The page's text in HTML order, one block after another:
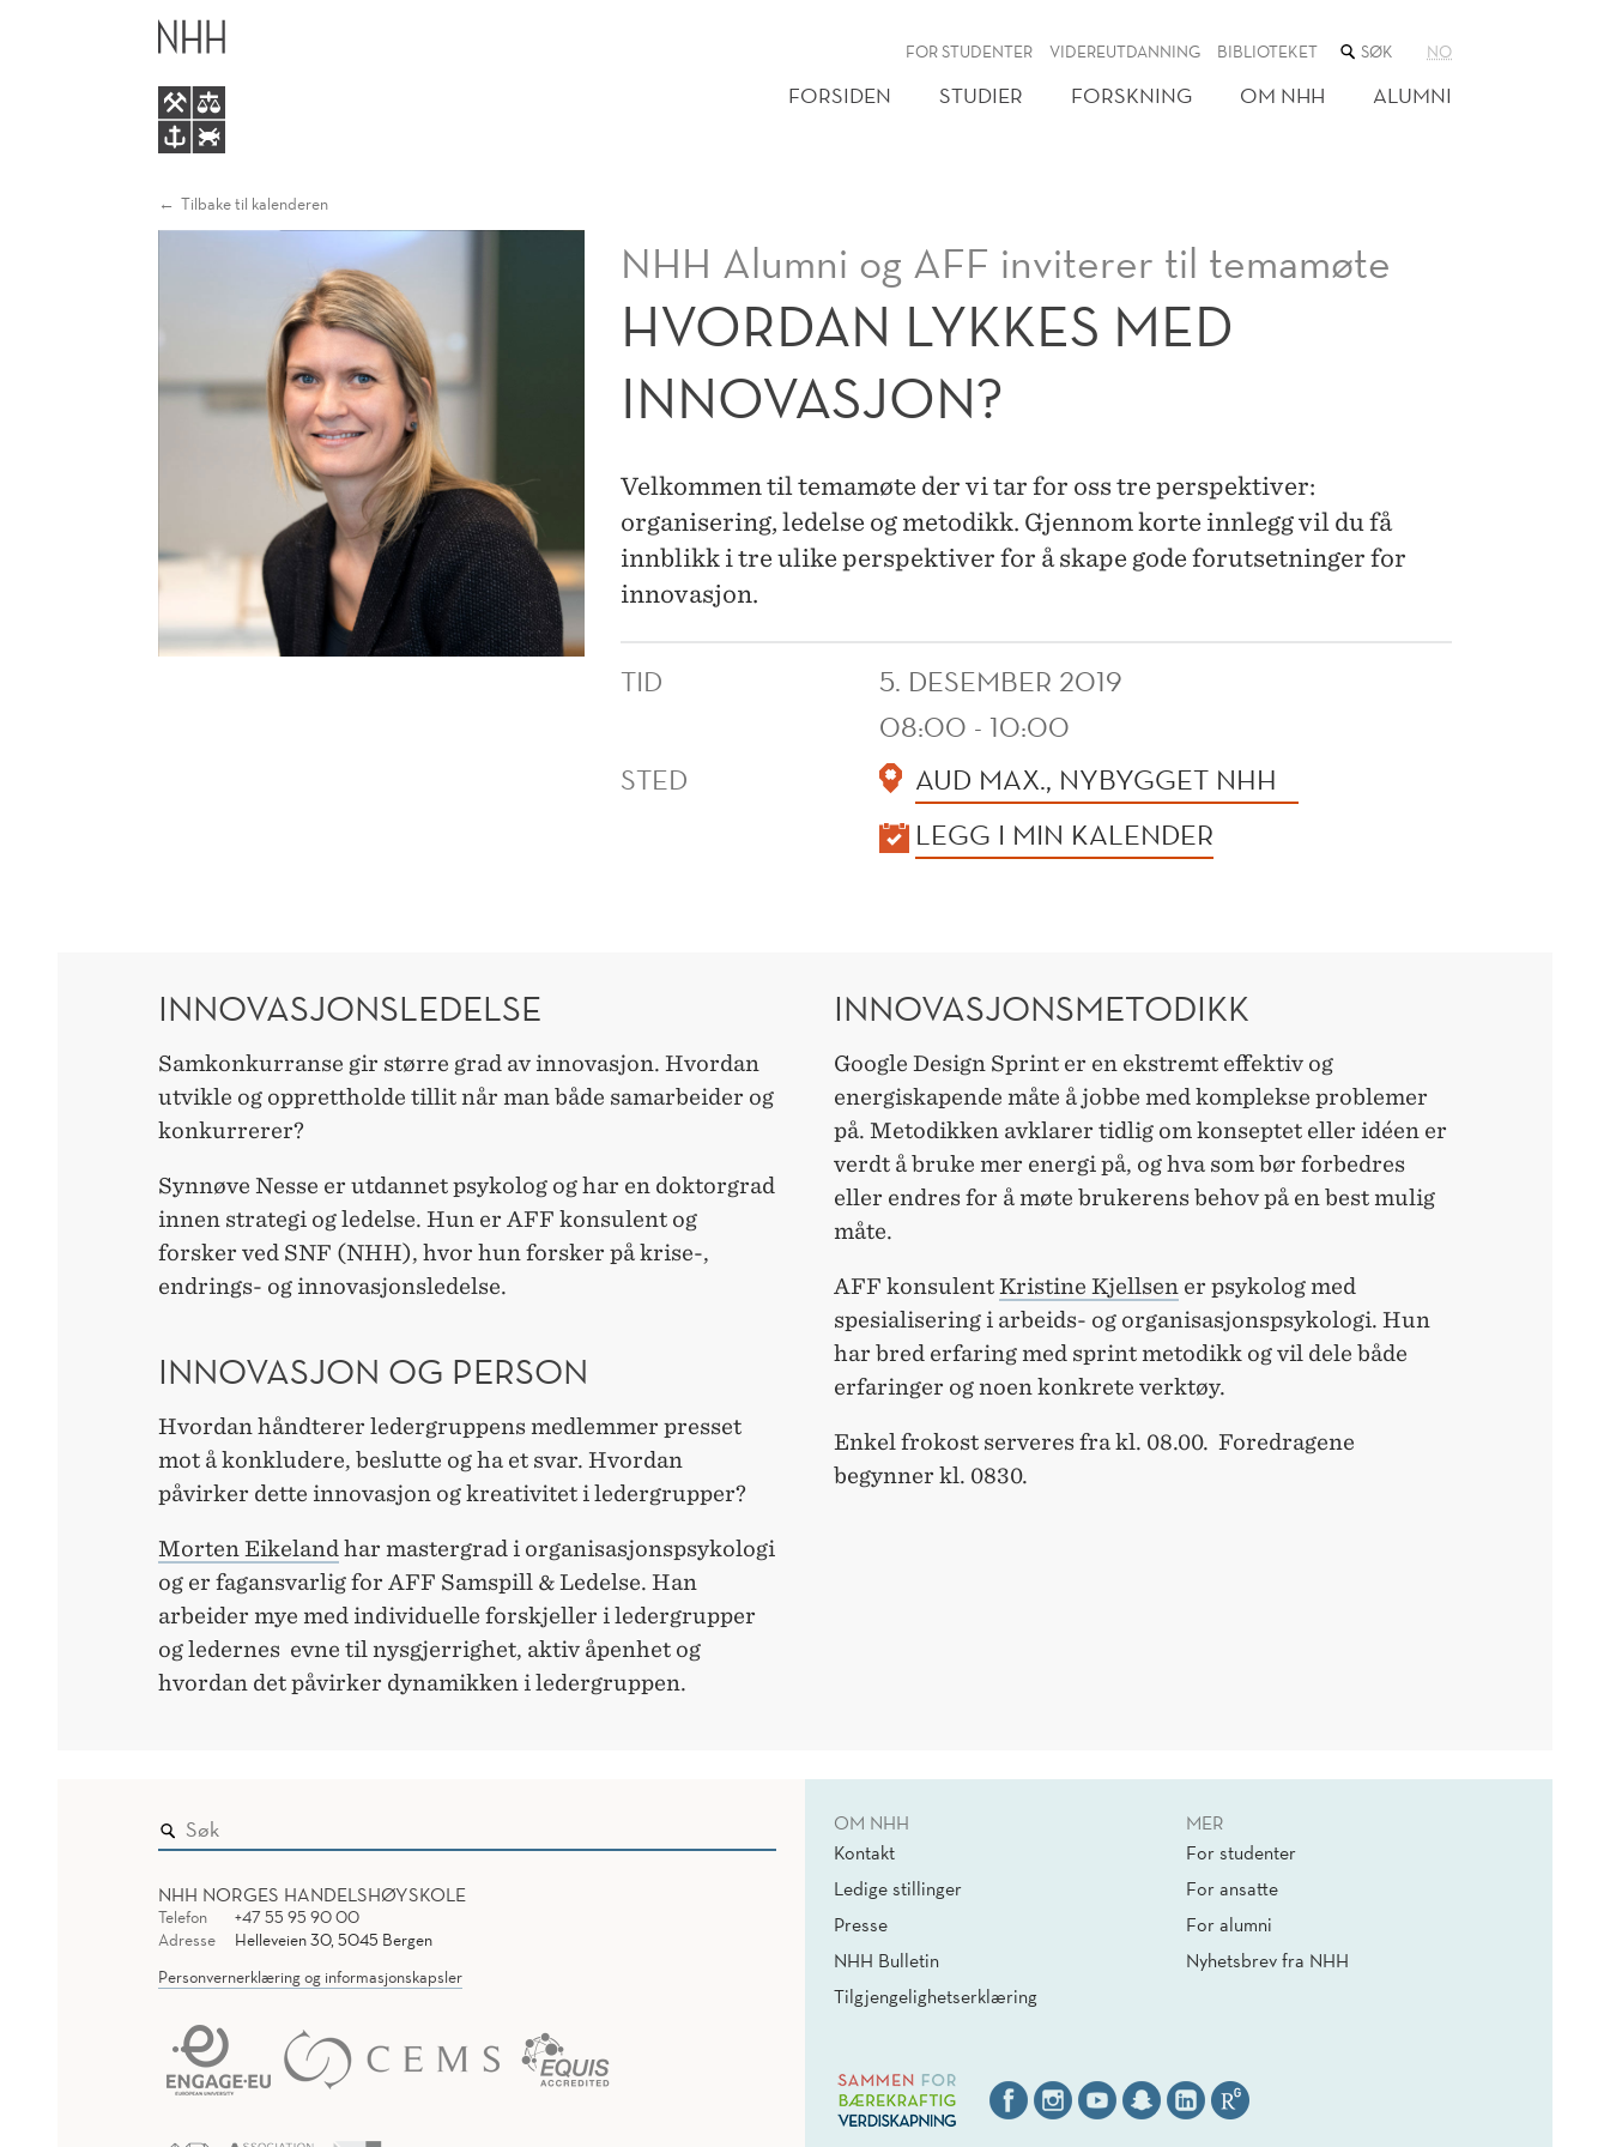
HVORDAN
LYKKES
INNOVASJON?
FOR STUDENTER VIDEREUTDANNING BIBLIOTEKET SØK
NETTSTEDET
NO
FORSIDEN STUDIER FORSKNING OM NHH ALUMNI
Tilbake til kalenderen
NHH Alumni og AFF inviterer til temamøte
HVORDAN LYKKES MED
INNOVASJON?
Velkommen til temamøte der vi tar for oss tre perspektiver:
organisering, ledelse og metodikk. Gjennom korte innlegg vil du få
innblikk i tre ulike perspektiver for å skape gode forutsetninger for
innovasjon.
TID
5. DESEMBER 2019
08:00 - 10:00
STED
AUD MAX., NYBYGGET NHH
LEGG I MIN KALENDER
INNOVASJONSLEDELSE
Samkonkurranse gir større grad av innovasjon. Hvordan
utvikle og opprettholde tillit når man både samarbeider og
konkurrerer?
Synnøve Nesse er utdannet psykolog og har en doktorgrad
innen strategi og ledelse. Hun er AFF konsulent og
forsker ved SNF (NHH), hvor hun forsker på krise-,
endrings- og innovasjonsledelse.
INNOVASJON OG PERSON
Hvordan håndterer ledergruppens medlemmer presset
mot å konkludere, beslutte og ha et svar. Hvordan
påvirker dette innovasjon og kreativitet i ledergrupper?
Morten Eikeland har mastergrad i organisasjonspsykologi
og er fagansvarlig for AFF Samspill & Ledelse. Han
arbeider mye med individuelle forskjeller i ledergrupper
og ledernes evne til nysgjerrighet, aktiv åpenhet og
hvordan det påvirker dynamikken i ledergruppen.
INNOVASJONSMETODIKK
Google Design Sprint er en ekstremt effektiv og
energiskapende måte å jobbe med komplekse problemer
på. Metodikken avklarer tidlig om konseptet eller idéen er
verdt å bruke mer energi på, og hva som bør forbedres
eller endres for å møte brukerens behov på en best mulig
måte.
AFF konsulentKristine Kjellsen er psykolog med
spesialisering i arbeids- og organisasjonspsykologi. Hun
har bred erfaring med sprint metodikk og vil dele både
erfaringer og noen konkrete verktøy.
Enkel frokost serveres fra kl. 08.00. Foredragene
begynner kl. 0830.
NHH NORGES HANDELSHØYSKOLE
Telefon
+47 55 95 90 00
Adresse
Helleveien 30, 5045 Bergen
Personvernerklæring og informasjonskapsler
OM NHH
Kontakt
Ledige stillinger
Presse
NHH Bulletin
Tilgjengelighetserklæring
MER
For studenter
For ansatte
For alumni
Nyhetsbrev fra NHH